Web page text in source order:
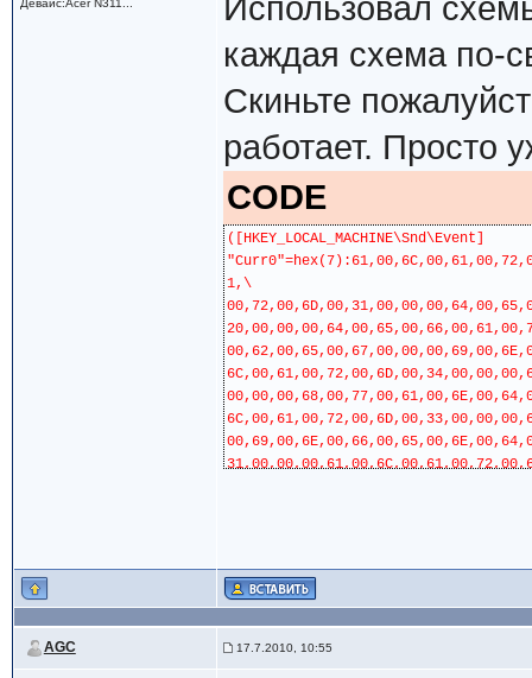
Девайс:Acer N311...
Использовал
каждая схема по-
Скиньте
работает. Просто
CODE
([HKEY_LOCAL_MACHINE\Snd\Event]
1,\
AGC 17.7.2010, 10:55